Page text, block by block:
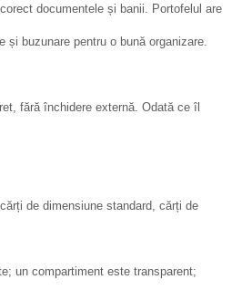
documentele și banii. Portofelul are
și buzunare pentru o bună organizare.
fără închidere externă. Odată ce îl
de dimensiune standard, cărți de
un compartiment este transparent;